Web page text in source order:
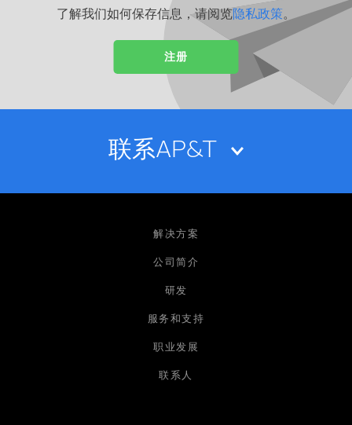
了解我们如何保存信息，请阅览隐私政策。
联系AP&T
解决方案
公司简介
研发
服务和支持
职业发展
联系人